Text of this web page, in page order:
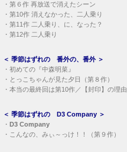
・ 第６作 再放送で消えたシーン
・ 第10作 消えなかった、二人乗り
・ 第11作 二人乗り、に、なった？
・ 第12作 二人乗り
＜ 季節はずれの 番外の、番外＞
・ 初めての『中森明菜』
・ とっこちゃんが見た夕日（第８作）
・ 本当の最終回は第10作／【封印】の理由
＜ 季節はずれの D3 Company ＞
・ D3 Company
・ こんなの、みぃ～っけ！！（第９作）